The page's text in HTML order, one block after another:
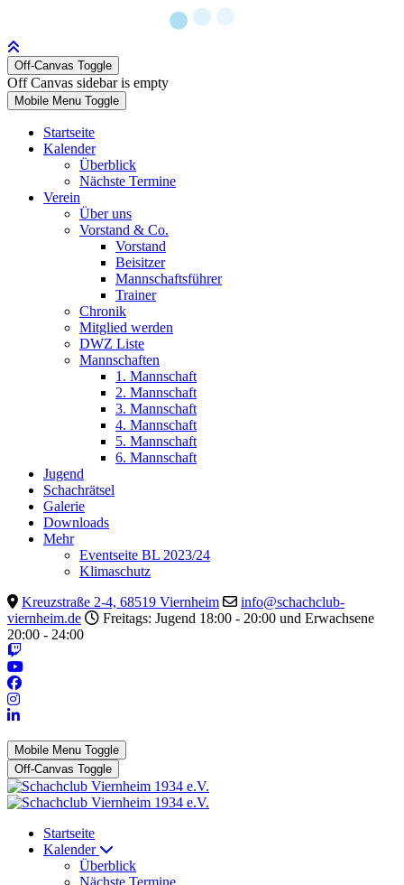
Off-Canvas Toggle
Off Canvas sidebar is empty
Mobile Menu Toggle
Startseite
Kalender
Überblick
Nächste Termine
Verein
Über uns
Vorstand & Co.
Vorstand
Beisitzer
Mannschaftsführer
Trainer
Chronik
Mitglied werden
DWZ Liste
Mannschaften
1. Mannschaft
2. Mannschaft
3. Mannschaft
4. Mannschaft
5. Mannschaft
6. Mannschaft
Jugend
Schachrätsel
Galerie
Downloads
Mehr
Eventseite BL 2023/24
Klimaschutz
Kreuzstraße 2-4, 68519 Viernheim
info@schachclub-
viernheim.de
Freitags: Jugend 18:00 - 20:00 und Erwachsene
20:00 - 24:00
Mobile Menu Toggle
Off-Canvas Toggle
Startseite
Kalender
Überblick
Nächste Termine